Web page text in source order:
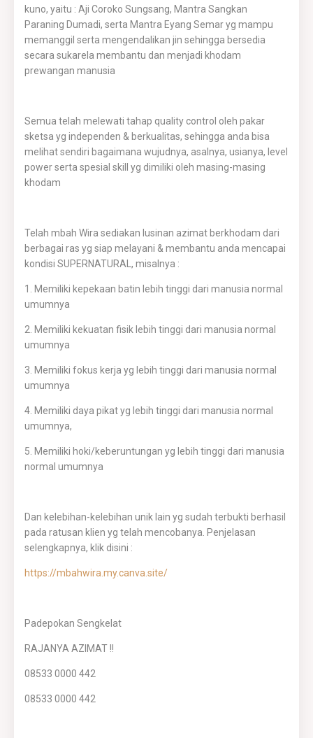
kuno, yaitu : Aji Coroko Sungsang, Mantra Sangkan
Paraning Dumadi, serta Mantra Eyang Semar yg mampu
memanggil serta mengendalikan jin sehingga bersedia
secara sukarela membantu dan menjadi khodam
prewangan manusia
Semua telah melewati tahap quality control oleh pakar
sketsa yg independen & berkualitas, sehingga anda bisa
melihat sendiri bagaimana wujudnya, asalnya, usianya, level
power serta spesial skill yg dimiliki oleh masing-masing
khodam
Telah mbah Wira sediakan lusinan azimat berkhodam dari
berbagai ras yg siap melayani & membantu anda mencapai
kondisi SUPERNATURAL, misalnya :
1. Memiliki kepekaan batin lebih tinggi dari manusia normal
umumnya
2. Memiliki kekuatan fisik lebih tinggi dari manusia normal
umumnya
3. Memiliki fokus kerja yg lebih tinggi dari manusia normal
umumnya
4. Memiliki daya pikat yg lebih tinggi dari manusia normal
umumnya,
5. Memiliki hoki/keberuntungan yg lebih tinggi dari manusia
normal umumnya
Dan kelebihan-kelebihan unik lain yg sudah terbukti berhasil
pada ratusan klien yg telah mencobanya. Penjelasan
selengkapnya, klik disini :
https://mbahwira.my.canva.site/
Padepokan Sengkelat
RAJANYA AZIMAT !!
08533 0000 442
08533 0000 442